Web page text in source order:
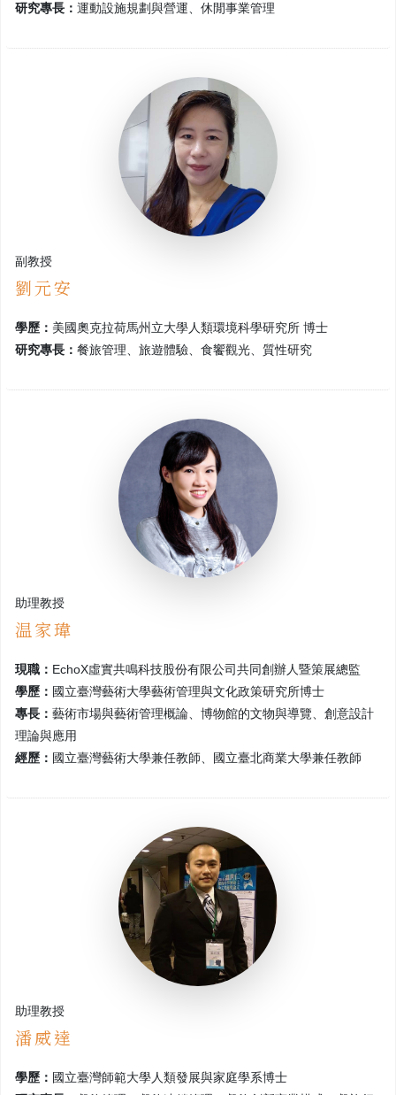
研究專長： 運動設施規劃與營運、休閒事業管理
副教授
劉元安
學歷： 美國奧克拉荷馬州立大學人類環境科學研究所 博士
研究專長： 餐旅管理、旅遊體驗、食饗觀光、質性研究
助理教授
温家瑋
現職： EchoX虛實共鳴科技股份有限公司共同創辦人暨策展總監
學歷： 國立臺灣藝術大學藝術管理與文化政策研究所博士
專長： 藝術市場與藝術管理概論、博物館的文物與導覽、創意設計
理論與應用
經歷： 國立臺灣藝術大學兼任教師、國立臺北商業大學兼任教師
助理教授
潘威達
學歷： 國立臺灣師範大學人類發展與家庭學系博士